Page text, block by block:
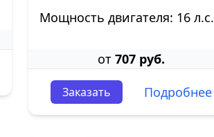
Мощность двигателя: 16 л.с.
от 707 руб.
Заказать Подробнее